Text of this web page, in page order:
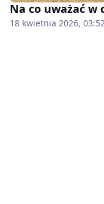
Na co uważać w
18 kwietnia 2026,